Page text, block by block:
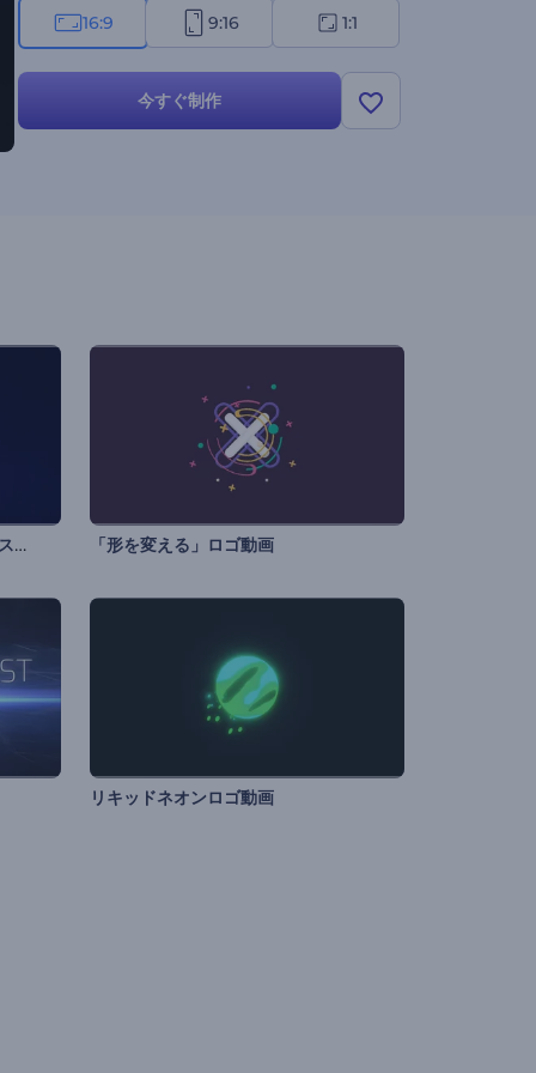
16:9 9:16 1:1
今すぐ制作
シネマティック・スモーク・バーストのロゴ 「形を変える」ロゴ動画
リキッドネオンロゴ動画